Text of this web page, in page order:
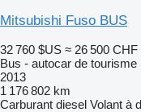
Mitsubishi Fuso BUS
32 760 $US ≈ 26 500 CHF
Bus - autocar de tourisme
2013
1 176 802 km
Carburant diesel Volant à